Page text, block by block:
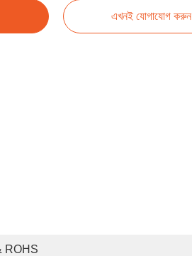
এখনই যোগাযোগ করুন
ROHS